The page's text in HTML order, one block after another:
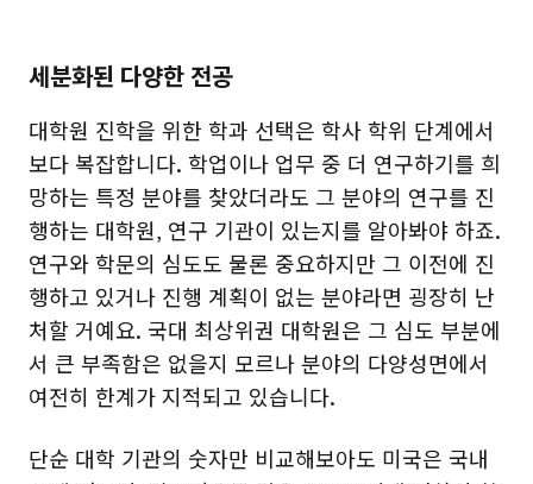
세분화된 다양한 전공
대학원 진학을 위한 학과 선택은 학사 학위 단계에서
보다 복잡합니다. 학업이나 업무 중 더 연구하기를 희
망하는 특정 분야를 찾았더라도 그 분야의 연구를 진
행하는 대학원, 연구 기관이 있는지를 알아봐야 하죠.
연구와 학문의 심도도 물론 중요하지만 그 이전에 진
행하고 있거나 진행 계획이 없는 분야라면 굉장히 난
처할 거예요. 국대 최상위권 대학원은 그 심도 부분에
서 큰 부족함은 없을지 모르나 분야의 다양성면에서
여전히 한계가 지적되고 있습니다.
단순 대학 기관의 숫자만 비교해보아도 미국은 국내